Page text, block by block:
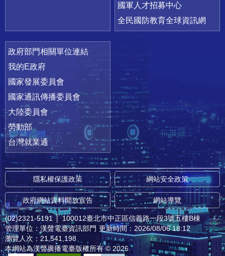
國軍人才招募中心
全民國防教育全球資訊網
政府部門相關單位連結
我的E政府
國家發展委員會
國家通訊傳播委員會
大陸委員會
勞動部
台灣就業通
隱私權保護政策 網站安全政策
政府網站資料開放宣告 網站導覽
(02)2321-5191 │ 100012臺北市中正區信義路一段3號五樓B棟
管理單位：漢聲電臺資訊部門 更新時間：2026/08/06 18:12
瀏覽人次：21,541,198
本網站為漢聲廣播電臺版權所有 © 2026